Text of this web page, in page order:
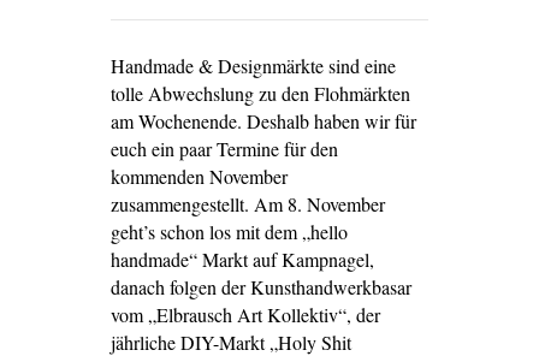
Handmade & Designmärkte sind eine
tolle Abwechslung zu den Flohmärkten
am Wochenende. Deshalb haben wir für
euch ein paar Termine für den
kommenden November
zusammengestellt. Am 8. November
geht’s schon los mit dem „hello
handmade“ Markt auf Kampnagel,
danach folgen der Kunsthandwerkbasar
vom „Elbrausch Art Kollektiv“, der
jährliche DIY-Markt „Holy Shit